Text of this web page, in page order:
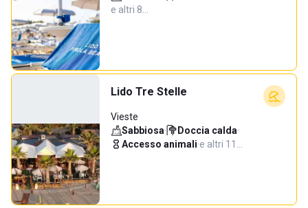
e altri 8…
Lido Tre Stelle
Vieste
Sabbiosa· Doccia calda·
Accesso animali·e altri 11…